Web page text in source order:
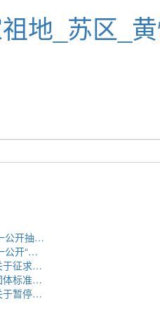
地_苏区_
公开抽…
公开“…
于征求…
体标准…
于暂停…